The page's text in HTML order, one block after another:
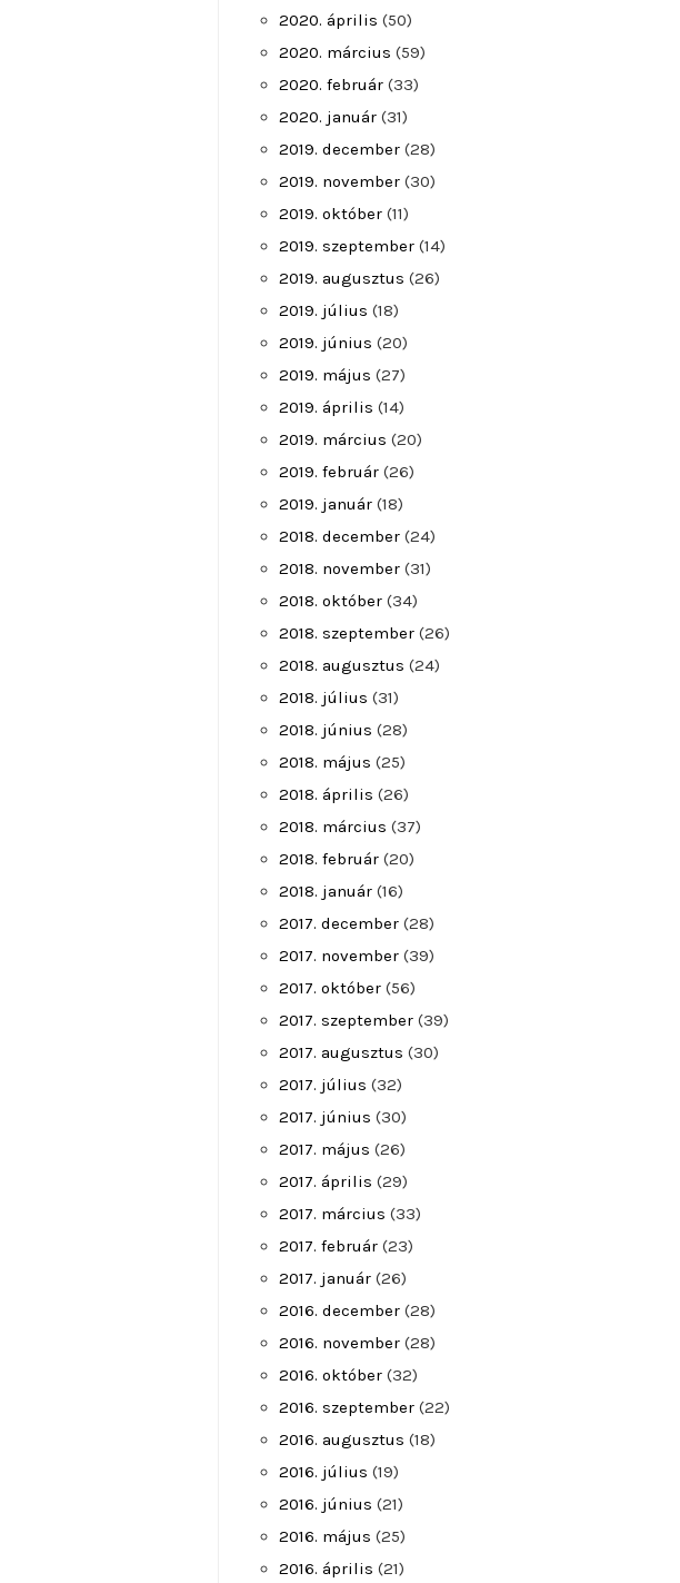
2020. április (50)
2020. március (59)
2020. február (33)
2020. január (31)
2019. december (28)
2019. november (30)
2019. október (11)
2019. szeptember (14)
2019. augusztus (26)
2019. július (18)
2019. június (20)
2019. május (27)
2019. április (14)
2019. március (20)
2019. február (26)
2019. január (18)
2018. december (24)
2018. november (31)
2018. október (34)
2018. szeptember (26)
2018. augusztus (24)
2018. július (31)
2018. június (28)
2018. május (25)
2018. április (26)
2018. március (37)
2018. február (20)
2018. január (16)
2017. december (28)
2017. november (39)
2017. október (56)
2017. szeptember (39)
2017. augusztus (30)
2017. július (32)
2017. június (30)
2017. május (26)
2017. április (29)
2017. március (33)
2017. február (23)
2017. január (26)
2016. december (28)
2016. november (28)
2016. október (32)
2016. szeptember (22)
2016. augusztus (18)
2016. július (19)
2016. június (21)
2016. május (25)
2016. április (21)